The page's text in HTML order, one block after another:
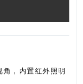
，内置红外照明